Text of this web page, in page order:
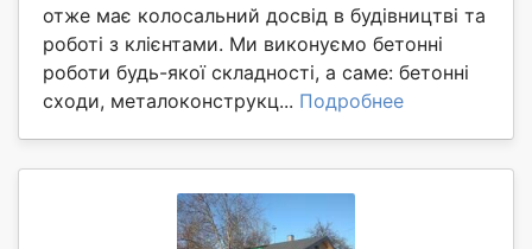
отже має колосальний досвід в будівництві та
роботі з клієнтами. Ми виконуємо бетонні
роботи будь-якої складності, а саме: бетонні
сходи, металоконструкц... Подробнее